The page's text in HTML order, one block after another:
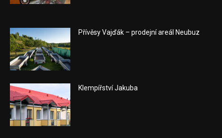
Přívěsy Vajďák – prodejní areál Neubuz
Klempířství Jakuba